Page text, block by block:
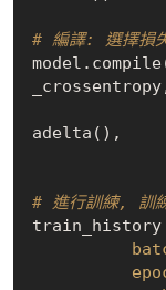
# 編譯: 選擇損
adelta(),
# 進行訓練, 訓